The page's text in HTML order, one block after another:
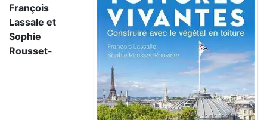
François
Lassale et
Sophie
Rousset-